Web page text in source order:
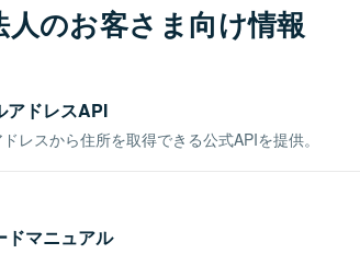
人のお客さま向け情報
アドレスAPI
レスから住所を取得できる公式APIを提供。
ドマニュアル